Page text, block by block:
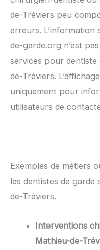
de-Tréviers peu
erreurs.
de-garde.org n’est
services pour
de-Tréviers.
uniquement pour
utilisateurs de
Exemples de métiers
les dentistes de garde
de-Tréviers.
Interventions
Mathieu-de-